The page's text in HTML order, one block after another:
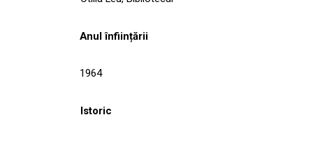
Anul înființării
1964
Istoric